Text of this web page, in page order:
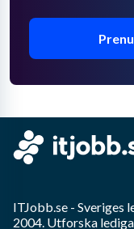
ITJobb.se - Sveriges
2004. Utforska